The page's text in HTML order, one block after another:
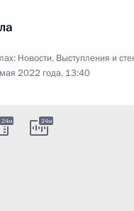
Новости, Выступления и
2022 года, 13:40
24м 24м